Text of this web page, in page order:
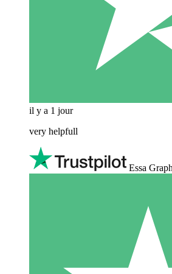
il y a 1 jour
very helpfull
Essa